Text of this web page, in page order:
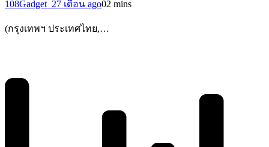
108Gadget_27 เดือน ago02 mins
(กรุงเทพฯ ประเทศไทย,…